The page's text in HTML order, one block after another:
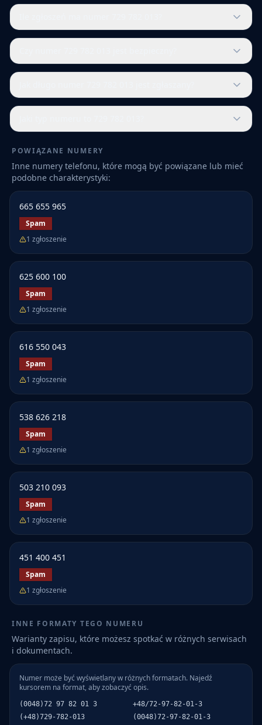
POWIĄZANE NUMERY
Inne numery telefonu, które mogą być powiązane lub mieć
podobne charakterystyki:
665 655 965
Spam
1 zgłoszenie
625 600 100
Spam
1 zgłoszenie
616 550 043
Spam
1 zgłoszenie
538 626 218
Spam
1 zgłoszenie
503 210 093
Spam
1 zgłoszenie
451 400 451
Spam
1 zgłoszenie
INNE FORMATY TEGO NUMERU
Warianty zapisu, które możesz spotkać w różnych serwisach
i dokumentach.
Numer może być wyświetlany w różnych formatach. Najedź
kursorem na format, aby zobaczyć opis.
(0048)72 97 82 01 3
+48/72-97-82-01-3
(+48)729-782-013
(0048)72-97-82-01-3